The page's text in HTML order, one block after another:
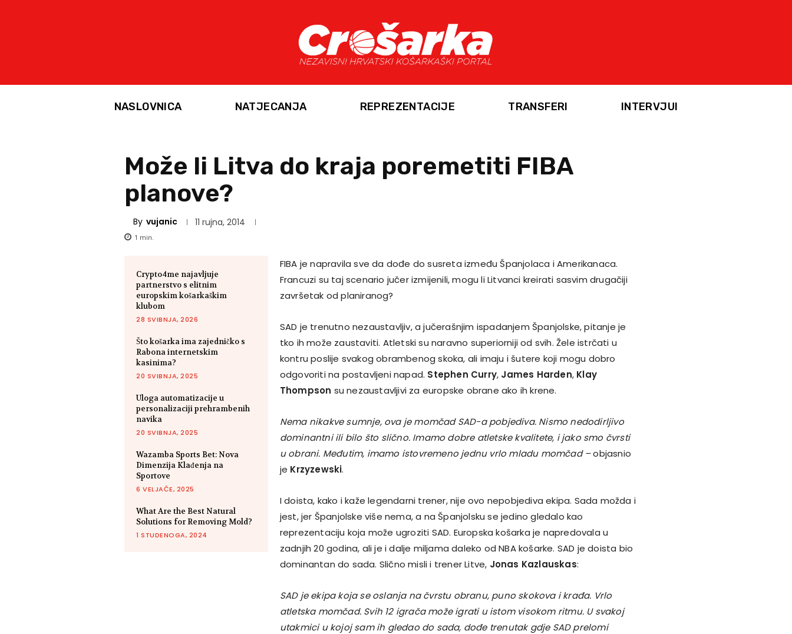
NASLOVNICA NATJECANJA REPREZENTACIJE TRANSFERI INTERVJUI
Može li Litva do kraja poremetiti FIBA
planove?
By vujanic 11 rujna, 2014
1 min.
Crypto4me najavljuje
partnerstvo s elitnim
europskim košarkaškim
klubom
28 SVIBNJA, 2026
Što košarka ima zajedničko s
Rabona internetskim
kasinima?
20 SVIBNJA, 2025
Uloga automatizacije u
personalizaciji prehrambenih
navika
20 SVIBNJA, 2025
Wazamba Sports Bet: Nova
Dimenzija Klađenja na
Sportove
6 VELJAČE, 2025
What Are the Best Natural
Solutions for Removing Mold?
1 STUDENOGA, 2024
FIBA je napravila sve da dođe do susreta između Španjolaca i Amerikanaca.
Francuzi su taj scenario jučer izmijenili, mogu li Litvanci kreirati sasvim drugačiji
završetak od planiranog?
SAD je trenutno nezaustavljiv, a jučerašnjim ispadanjem Španjolske, pitanje je
tko ih može zaustaviti. Atletski su naravno superiorniji od svih. Žele istrčati u
kontru poslije svakog obrambenog skoka, ali imaju i šutere koji mogu dobro
odgovoriti na postavljeni napad. Stephen Curry, James Harden, Klay
Thompson su nezaustavljivi za europske obrane ako ih krene.
Nema nikakve sumnje, ova je momčad SAD-a pobjediva. Nismo nedodirljivo
dominantni ili bilo što slično. Imamo dobre atletske kvalitete, i jako smo čvrsti
u obrani. Međutim, imamo istovremeno jednu vrlo mladu momčad –objasnio
je Krzyzewski.
I doista, kako i kaže legendarni trener, nije ovo nepobjediva ekipa. Sada možda i
jest, jer Španjolske više nema, a na Španjolsku se jedino gledalo kao
reprezentaciju koja može ugroziti SAD. Europska košarka je napredovala u
zadnjih 20 godina, ali je i dalje miljama daleko od NBA košarke. SAD je doista bio
dominantan do sada. Slično misli i trener Litve, Jonas Kazlauskas:
SAD je ekipa koja se oslanja na čvrstu obranu, puno skokova i krađa. Vrlo
atletska momčad. Svih 12 igrača može igrati u istom visokom ritmu. U svakoj
utakmici u kojoj sam ih gledao do sada, dođe trenutak gdje SAD prelomi